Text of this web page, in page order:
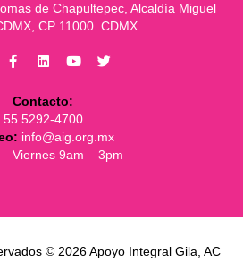
de Chapultepec, Alcaldía Miguel
CP 11000. CDMX
Contacto:
55 5292-4700
info@aig.org.mx
Viernes 9am – 3pm
© 2026 Apoyo Integral Gila, AC